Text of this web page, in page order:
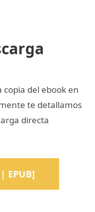
del ebook en
te detallamos
directa
EPUB]